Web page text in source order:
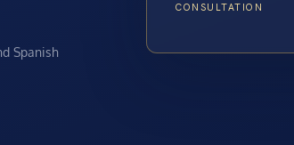
Spanish
CONSULTATION